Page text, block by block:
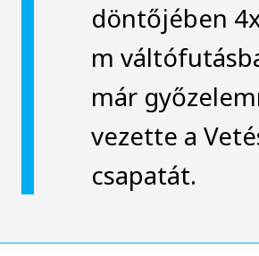
döntőjében
m
már
vezette a
csapatát.